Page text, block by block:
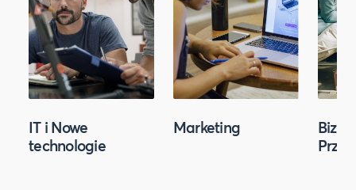
IT i Nowe
technologie
Marketing